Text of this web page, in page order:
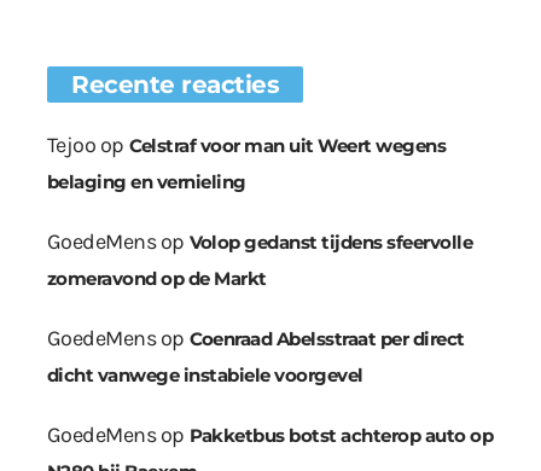
Recente reacties
Tejoo op Celstraf voor man uit Weert wegens
belaging en vernieling
GoedeMensop Volop gedanst tijdens sfeervolle
zomeravond op de Markt
GoedeMensop Coenraad Abelsstraat per direct
dicht vanwege instabiele voorgevel
GoedeMensop Pakketbus botst achterop auto op